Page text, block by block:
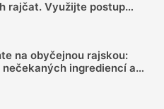
rajčat. Využijte postup
na obyčejnou rajskou:
ingrediencí a